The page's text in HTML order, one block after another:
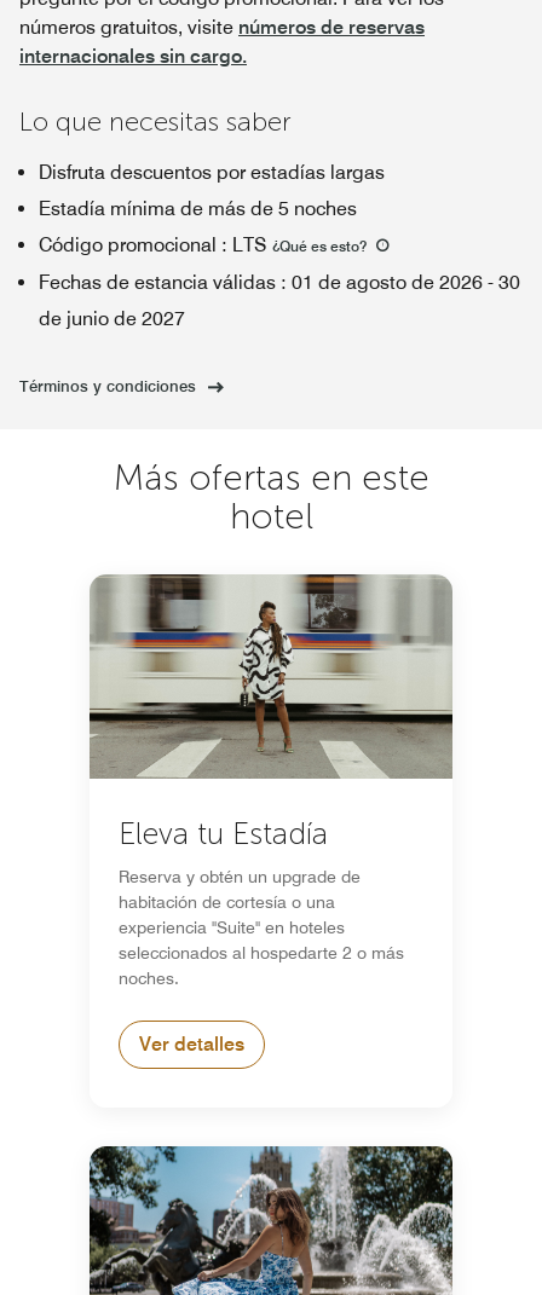
números gratuitos, visite números de reservas
internacionales sin cargo.
Lo que necesitas saber
Disfruta descuentos por estadías largas
Estadía mínima de más de 5 noches
Código promocional : LTS ¿Qué es esto?
Fechas de estancia válidas : 01 de agosto de 2026 - 30
de junio de 2027
Términos y condiciones
Más ofertas en este
hotel
Eleva tu Estadía
Reserva y obtén un upgrade de
habitación de cortesía o una
experiencia "Suite" en hoteles
seleccionados al hospedarte 2 o más
noches.
Ver detalles